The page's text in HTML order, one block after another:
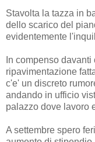
Stavolta la tazza in
dello scarico del
evidentemente
In compenso
ripavimentazione
c'e' un discreto
andando in ufficio
palazzo dove lavoro
A settembre spero